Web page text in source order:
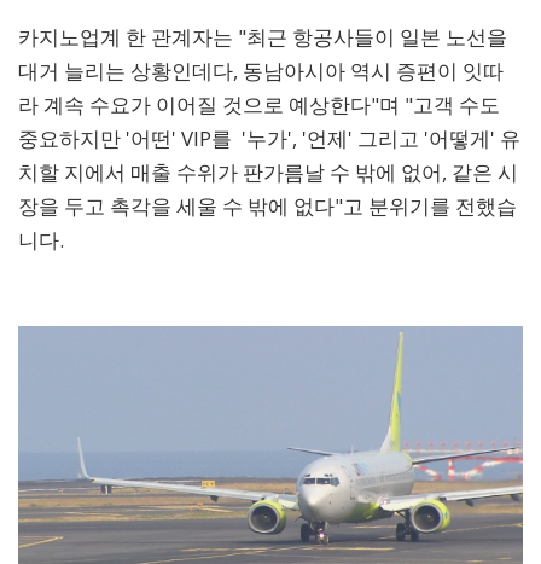
카지노업계 한 관계자는 "최근 항공사들이 일본 노선을
대거 늘리는 상황인데다, 동남아시아 역시 증편이 잇따
라 계속 수요가 이어질 것으로 예상한다"며 "고객 수도
중요하지만 '어떤' VIP를 '누가', '언제' 그리고 '어떻게' 유
치할 지에서 매출 수위가 판가름날 수 밖에 없어, 같은 시
장을 두고 촉각을 세울 수 밖에 없다"고 분위기를 전했습
니다.